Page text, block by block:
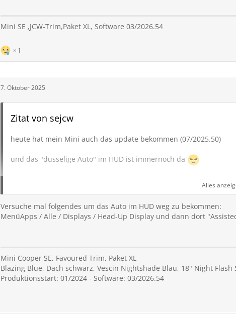
Mini SE ,JCW-Trim,Paket XL, Software 03/2026.54
1
7. Oktober 2025
Zitat von sejcw
heute hat mein Mini auch das update bekommen (07/2025.50)
und das "dusselige Auto" im HUD ist immernoch da
und die Favoritenradiosender werden im HUD auch nicht mehr
Alles
Versuche mal folgendes um das Auto im HUD weg zu bekommen:
MenüApps / Alle / Displays / Head-Up Display und dann dort
Mini Cooper SE, Favoured Trim, Paket XL
Blazing Blue, Dach schwarz, Vescin Nightshade Blau, 18" Night Flash
Produktionsstart: 01/2024 - Software: 03/2026.54